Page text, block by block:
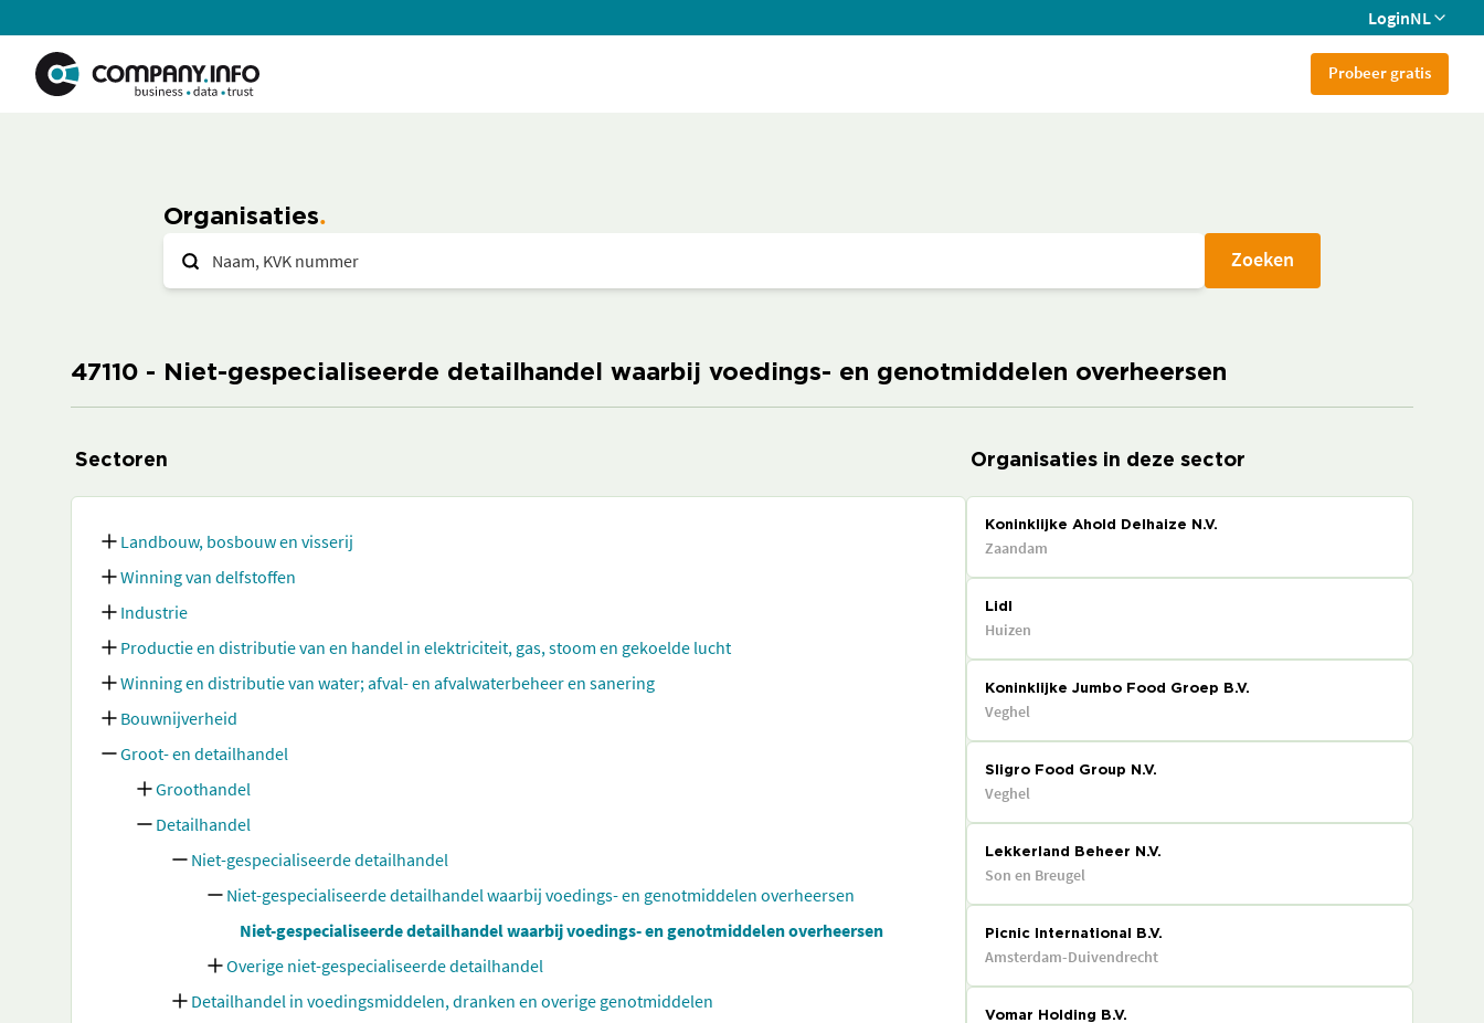
LoginNL
Probeer gratis
Organisaties
Zoeken
47110 - Niet-gespecialiseerde detailhandel waarbij voedings- en genotmiddelen overheersen
Sectoren
Landbouw, bosbouw en visserij
Winning van delfstoffen
Industrie
Productie en distributie van en handel in elektriciteit, gas, stoom en gekoelde lucht
Winning en distributie van water; afval- en afvalwaterbeheer en sanering
Bouwnijverheid
Groot- en detailhandel
Groothandel
Detailhandel
Niet-gespecialiseerde detailhandel
Niet-gespecialiseerde detailhandel waarbij voedings- en genotmiddelen overheersen
Niet-gespecialiseerde detailhandel waarbij voedings- en genotmiddelen overheersen
Overige niet-gespecialiseerde detailhandel
Detailhandel in voedingsmiddelen, dranken en overige genotmiddelen
Organisaties in deze sector
Koninklijke Ahold Delhaize N.V.
Zaandam
Lidl
Huizen
Koninklijke Jumbo Food Groep B.V.
Veghel
Sligro Food Group N.V.
Veghel
Lekkerland Beheer N.V.
Son en Breugel
Picnic International B.V.
Amsterdam-Duivendrecht
Vomar Holding B.V.